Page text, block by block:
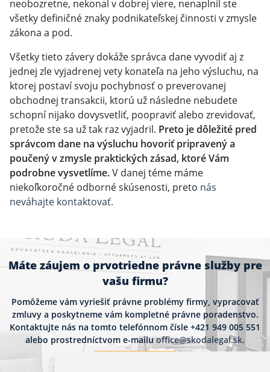
neobozretne, nekonal v dobrej viere, nenaplnil ste
všetky definičné znaky podnikateľskej činnosti v zmysle
zákona a pod.
Všetky tieto závery dokáže správca dane vyvodiť aj z
jednej zle vyjadrenej vety konateľa na jeho výsluchu, na
ktorej postaví svoju pochybnosť o preverovanej
obchodnej transakcii, ktorú už následne nebudete
schopní nijako dovysvetliť, poopraviť alebo zrevidovať,
pretože ste sa už tak raz vyjadril. Preto je dôležité pred
správcom dane na výsluchu hovoriť pripravený a
poučený v zmysle praktických zásad, ktoré Vám
podrobne vysvetlíme.V danej téme máme
niekoľkoročné odborné skúsenosti, preto nás
neváhajte kontaktovať.
Máte záujem o prvotriedne právne služby pre
vašu firmu?
Pomôžeme vám vyriešiť právne problémy firmy, vypracovať
zmluvy a poskytneme vám kompletné právne poradenstvo.
Kontaktujte nás na tomto telefónnom čísle +421 949 005 551
alebo prostredníctvom e-mailuoffice@skodalegal.sk.